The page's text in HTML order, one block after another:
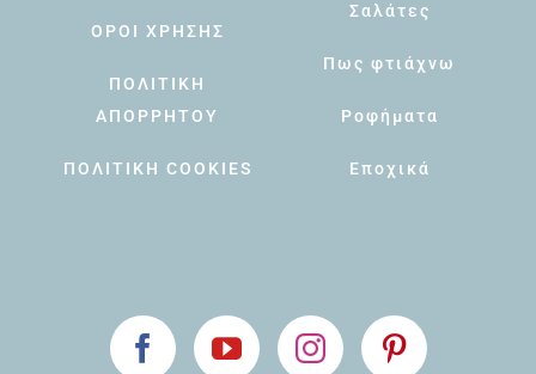
ΟΡΟΙ ΧΡΗΣΗΣ
ΠΟΛΙΤΙΚΗ
ΑΠΟΡΡΗΤΟΥ
ΠΟΛΙΤΙΚΗ COOKIES
Σαλάτες
Πως φτιάχνω
Ροφήματα
Εποχικά